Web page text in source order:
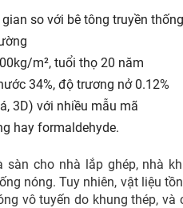
so với bê tông truyền thống
m², tuổi thọ 20 năm
34%, độ trương nở 0.12%
3D) với nhiều mẫu mã
hay formaldehyde.
cho nhà lắp ghép, nhà
nóng. Tuy nhiên, vật liệu
vô tuyến do khung thép, và